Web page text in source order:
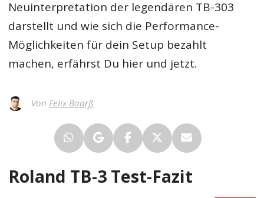
Neuinterpretation der legendären TB-303
darstellt und wie sich die Performance-
Möglichkeiten für dein Setup bezahlt
machen, erfährst Du hier und jetzt.
Von Felix Baarß
Roland TB-3 Test-Fazit